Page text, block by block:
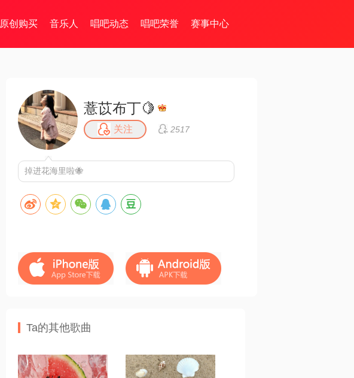
原创购买 音乐人 唱吧动态 唱吧荣誉 赛事中心
薏苡布丁🍋
关注 2517
掉进花海里啦🐝
Ta的其他歌曲